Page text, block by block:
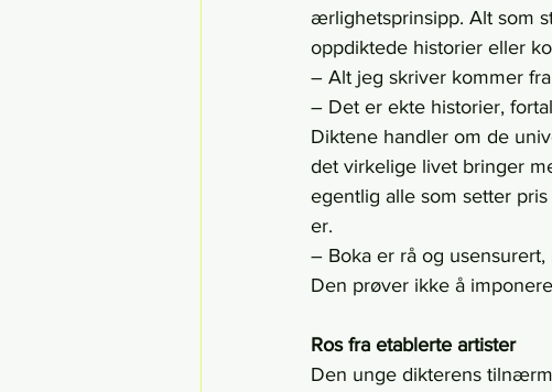
ærlighetsprinsipp. Alt som
oppdiktede historier eller
– Alt jeg skriver kommer
– Det er ekte historier,
Diktene handler om de
det virkelige livet bringer
egentlig alle som setter
er.
– Boka er rå og
Den prøver ikke å
Ros fra etablerte artister
Den unge dikterens